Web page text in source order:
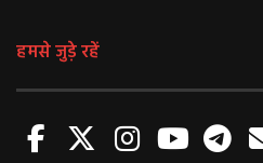
हमसे जुड़े रहें